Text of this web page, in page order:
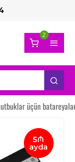
2
üçün
5₼
ayda